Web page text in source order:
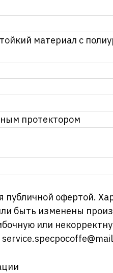
материал с
протектором
офертой.
быть изменены
или